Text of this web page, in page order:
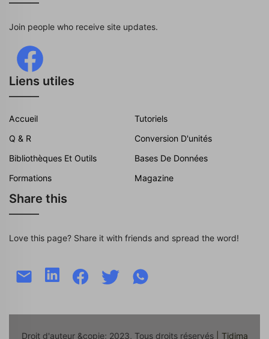
Join people who receive site updates.
Liens utiles
Accueil
Tutoriels
Q & R
Conversion D'unités
Bibliothèques Et Outils
Bases De Données
Formations
Magazine
Share this
Love this page? Share it with friends and spread the word!
Droit d'auteur &copie; 2023, Tous droits réservés | Tidjma